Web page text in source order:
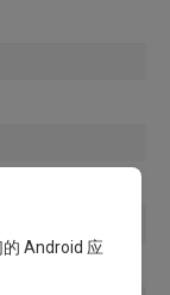
Android 应